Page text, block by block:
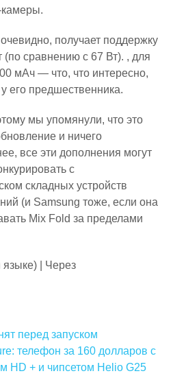
получает поддержку
(по сравнению с 67 Вт). , для
мАч — что, что интересно,
его предшественника.
мы упомянули, что это
и ничего
все эти дополнения могут
с
складных устройств
(и Samsung тоже, если она
Mix Fold за пределами
языке) | Через
перед запуском
телефон за 160 долларов с
HD + и чипсетом Helio G25